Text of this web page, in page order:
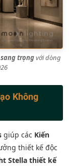
trọngvới dòng
Không
giúp các Kiến
thiết kế độc
Stella thiết kế